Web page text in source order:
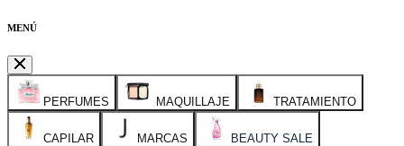
MENÚ
PERFUMES MAQUILLAJE TRATAMIENTO
CAPILAR MARCAS BEAUTY SALE